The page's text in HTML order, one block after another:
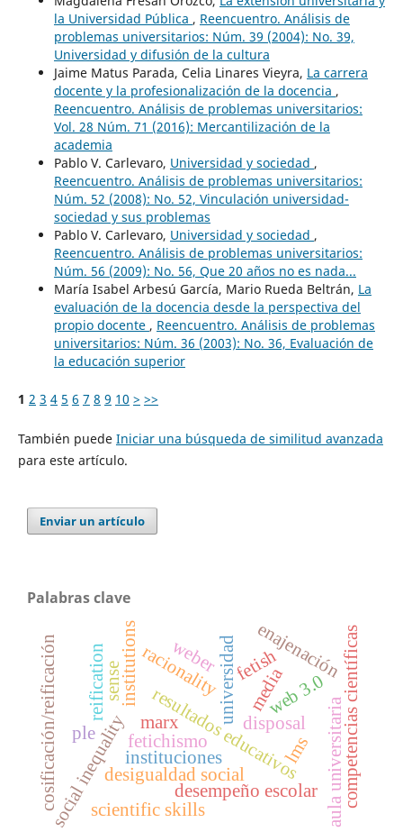
la Universidad Pública , Reencuentro. Análisis de
problemas universitarios: Núm. 39 (2004): No. 39,
Universidad y difusión de la cultura
Jaime Matus Parada, Celia Linares Vieyra, La carrera
docente y la profesionalización de la docencia ,
Reencuentro. Análisis de problemas universitarios:
Vol. 28 Núm. 71 (2016): Mercantilización de la
academia
Pablo V. Carlevaro, Universidad y sociedad ,
Reencuentro. Análisis de problemas universitarios:
Núm. 52 (2008): No. 52, Vinculación universidad-
sociedad y sus problemas
Pablo V. Carlevaro, Universidad y sociedad ,
Reencuentro. Análisis de problemas universitarios:
Núm. 56 (2009): No. 56, Que 20 años no es nada...
María Isabel Arbesú García, Mario Rueda Beltrán, La
evaluación de la docencia desde la perspectiva del
propio docente , Reencuentro. Análisis de problemas
universitarios: Núm. 36 (2003): No. 36, Evaluación de
la educación superior
1 2 3 4 5 6 7 8 9 10 > >>
También puede Iniciar una búsqueda de similitud avanzada
para este artículo.
Enviar un artículo
Palabras clave
universidad
fetichismo
resultados educativos
desempeño escolar
social inequalitydesigualdad social
racionality
weber
institutions
instituciones
fetish
disposal
reification enajenación
cosificación/reificación marx
media
scientific skills
competencias científicas
ple
lms
web 3.0
aula universitaria
sense